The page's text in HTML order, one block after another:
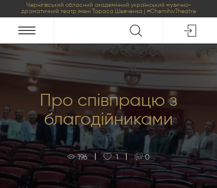
Чернігівський обласний академічний український музично-
драматичний театр імені Тараса Шевченка | #ChernihivTheatre
Про співпрацю з
благодійниками
196 | 1 | 0